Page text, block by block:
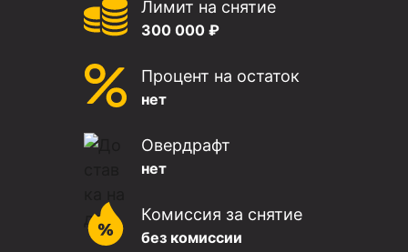
Лимит на снятие
300 000 ₽
Процент на остаток
нет
Овердрафт
нет
Комиссия за снятие
без комиссии